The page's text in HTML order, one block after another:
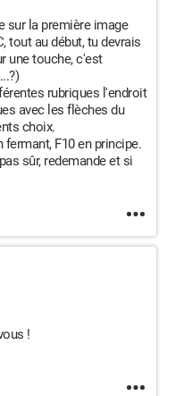
sur la première image
tout au début, tu devrais
une touche, c'est
rubriques l'endroit
avec les flèches du
choix.
fermant, F10 en principe.
sûr, redemande et si
!